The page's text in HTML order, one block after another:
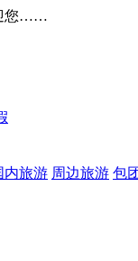
您……
内旅游 周边旅游 包